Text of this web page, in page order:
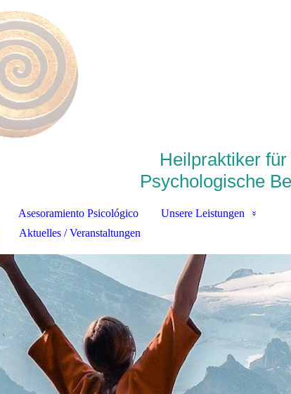
Heilpraktiker
Psychologische
Asesoramiento Psicológico
Unsere Leistungen
Aktuelles / Veranstaltungen